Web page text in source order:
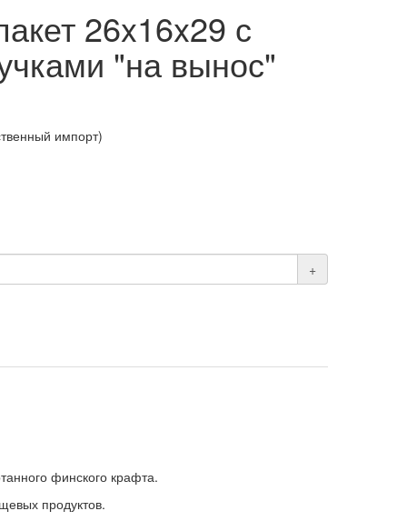
26x16x29 с
"на вынос"
импорт)
+
финского крафта.
продуктов.